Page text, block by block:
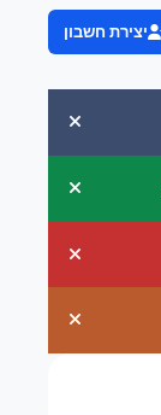
יצירת חשבון